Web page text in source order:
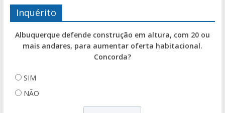
Inquérito
Albuquerque defende construção em altura, com 20 ou
mais andares, para aumentar oferta habitacional.
Concorda?
SIM
NÃO